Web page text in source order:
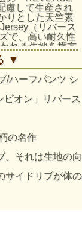
慮して生産され
りとした天竺素
（リバース
で、高い耐久性
れる生地を横方
よって縦の生地
リブを付けるこ
ゆとりを持たせ
のシームレス仕
めによる独特な
トスリーブTシ
トアップでの着
平置きで
▼
/ハーフパンツ シ
ピオン」リバース
の名作
。それは生地の向
サイドリブが体の